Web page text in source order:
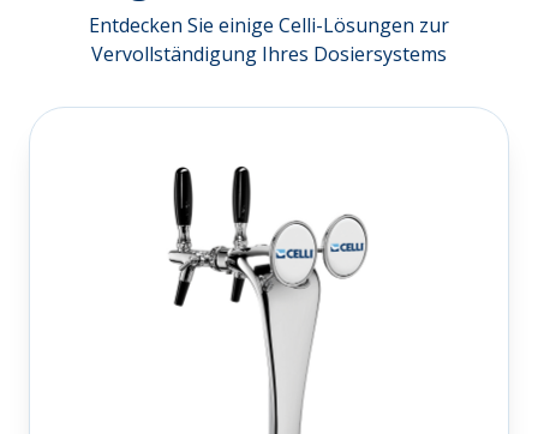
Entdecken Sie einige Celli-Lösungen zur
Vervollständigung Ihres Dosiersystems